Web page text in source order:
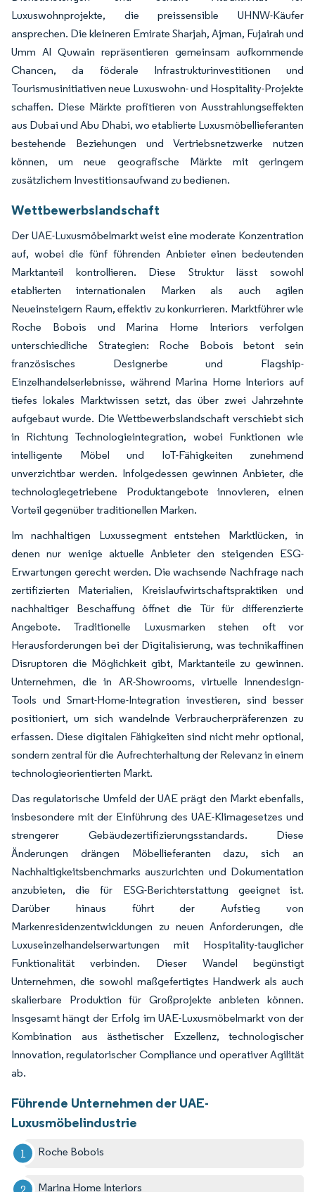
Luxuswohnprojekte, die preissensible UHNW-Käufer
ansprechen. Die kleineren Emirate Sharjah, Ajman, Fujairah und
Umm Al Quwain repräsentieren gemeinsam aufkommende
Chancen, da föderale Infrastrukturinvestitionen und
Tourismusinitiativen neue Luxuswohn- und Hospitality-Projekte
schaffen. Diese Märkte profitieren von Ausstrahlungseffekten
aus Dubai und Abu Dhabi, wo etablierte Luxusmöbellieferanten
bestehende Beziehungen und Vertriebsnetzwerke nutzen
können, um neue geografische Märkte mit geringem
zusätzlichem Investitionsaufwand zu bedienen.
Wettbewerbslandschaft
Der UAE-Luxusmöbelmarkt weist eine moderate Konzentration
auf, wobei die fünf führenden Anbieter einen bedeutenden
Marktanteil kontrollieren. Diese Struktur lässt sowohl
etablierten internationalen Marken als auch agilen
Neueinsteigern Raum, effektiv zu konkurrieren. Marktführer wie
Roche Bobois und Marina Home Interiors verfolgen
unterschiedliche Strategien: Roche Bobois betont sein
französisches Designerbe und Flagship-
Einzelhandelserlebnisse, während Marina Home Interiors auf
tiefes lokales Marktwissen setzt, das über zwei Jahrzehnte
aufgebaut wurde. Die Wettbewerbslandschaft verschiebt sich
in Richtung Technologieintegration, wobei Funktionen wie
intelligente Möbel und IoT-Fähigkeiten zunehmend
unverzichtbar werden. Infolgedessen gewinnen Anbieter, die
technologiegetriebene Produktangebote innovieren, einen
Vorteil gegenüber traditionellen Marken.
Im nachhaltigen Luxussegment entstehen Marktlücken, in
denen nur wenige aktuelle Anbieter den steigenden ESG-
Erwartungen gerecht werden. Die wachsende Nachfrage nach
zertifizierten Materialien, Kreislaufwirtschaftspraktiken und
nachhaltiger Beschaffung öffnet die Tür für differenzierte
Angebote. Traditionelle Luxusmarken stehen oft vor
Herausforderungen bei der Digitalisierung, was technikaffinen
Disruptoren die Möglichkeit gibt, Marktanteile zu gewinnen.
Unternehmen, die in AR-Showrooms, virtuelle Innendesign-
Tools und Smart-Home-Integration investieren, sind besser
positioniert, um sich wandelnde Verbraucherpräferenzen zu
erfassen. Diese digitalen Fähigkeiten sind nicht mehr optional,
sondern zentral für die Aufrechterhaltung der Relevanz in einem
technologieorientierten Markt.
Das regulatorische Umfeld der UAE prägt den Markt ebenfalls,
insbesondere mit der Einführung des UAE-Klimagesetzes und
strengerer Gebäudezertifizierungsstandards. Diese
Änderungen drängen Möbellieferanten dazu, sich an
Nachhaltigkeitsbenchmarks auszurichten und Dokumentation
anzubieten, die für ESG-Berichterstattung geeignet ist.
Darüber hinaus führt der Aufstieg von
Markenresidenzentwicklungen zu neuen Anforderungen, die
Luxuseinzelhandelserwartungen mit Hospitality-tauglicher
Funktionalität verbinden. Dieser Wandel begünstigt
Unternehmen, die sowohl maßgefertigtes Handwerk als auch
skalierbare Produktion für Großprojekte anbieten können.
Insgesamt hängt der Erfolg im UAE-Luxusmöbelmarkt von der
Kombination aus ästhetischer Exzellenz, technologischer
Innovation, regulatorischer Compliance und operativer Agilität
ab.
Führende Unternehmen der UAE-
Luxusmöbelindustrie
Roche Bobois
Marina Home Interiors